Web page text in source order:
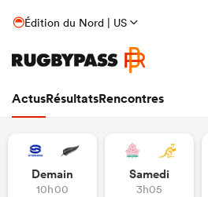
Édition du Nord | US
ActusRésultatsRencontres
Demain
10h00
Samedi
3h05